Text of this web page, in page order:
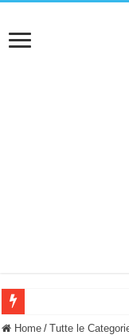
BASTA FATICARE!
Home / Tutte le